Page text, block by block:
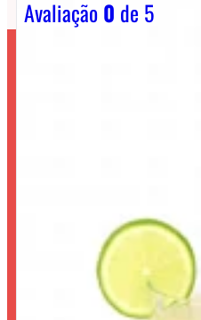
Avaliação0 de 5